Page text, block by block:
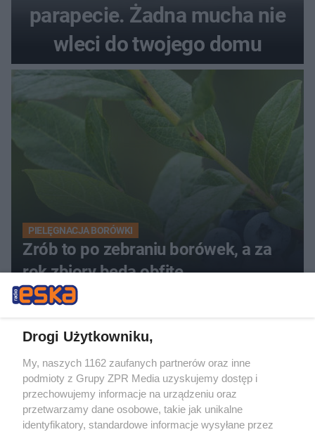
parapecie. Żadna mucha nie
wleci do twojego domu
PIELĘGNACJA BORÓWKI
Zrób to po zebraniu borówek, a za
rok zbiory będą obfite
Drogi Użytkowniku,
My, naszych 1162 zaufanych partnerów oraz inne
podmioty z Grupy ZPR Media uzyskujemy dostęp i
przechowujemy informacje na urządzeniu oraz
przetwarzamy dane osobowe, takie jak unikalne
identyfikatory, standardowe informacje wysyłane przez